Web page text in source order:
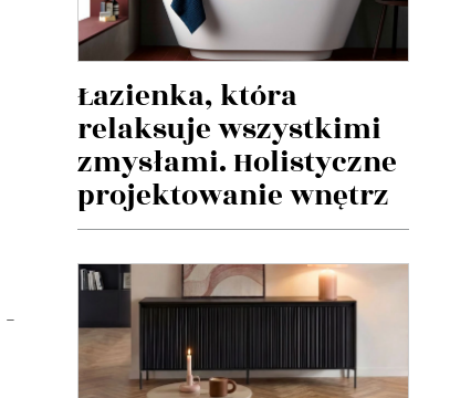
-
Łazienka, która
relaksuje wszystkimi
zmysłami. Holistyczne
projektowanie wnętrz